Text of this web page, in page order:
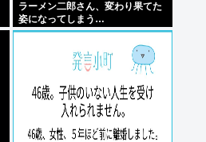
ラーメン二郎さん、変わり果てた
姿になってしまう…